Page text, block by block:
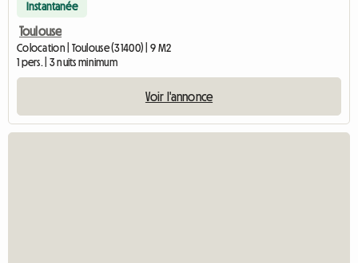
Instantanée
Toulouse
Colocation | Toulouse (31400) | 9 M2
1 pers. | 3 nuits minimum
Voir l'annonce